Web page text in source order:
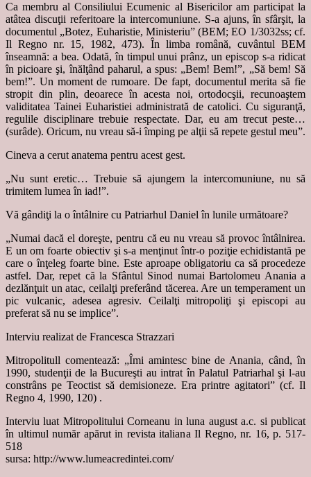
Ca membru al Consiliului Ecumenic al Bisericilor am participat la
atâtea discuţii referitoare la intercomuniune. S-a ajuns, în sfârşit, la
documentul „Botez, Euharistie, Ministeriu” (BEM; EO 1/3032ss; cf.
Il Regno nr. 15, 1982, 473). În limba română, cuvântul BEM
înseamnă: a bea. Odată, în timpul unui prânz, un episcop s-a ridicat
în picioare şi, înălţând paharul, a spus: „Bem! Bem!”, „Să bem! Să
bem!”. Un moment de rumoare. De fapt, documentul merita să fie
stropit din plin, deoarece în acesta noi, ortodocşii, recunoaştem
validitatea Tainei Euharistiei administrată de catolici. Cu siguranţă,
regulile disciplinare trebuie respectate. Dar, eu am trecut peste…
(surâde). Oricum, nu vreau să-i împing pe alţii să repete gestul meu”.
Cineva a cerut anatema pentru acest gest.
„Nu sunt eretic… Trebuie să ajungem la intercomuniune, nu să
trimitem lumea în iad!”.
Vă gândiţi la o întâlnire cu Patriarhul Daniel în lunile următoare?
„Numai dacă el doreşte, pentru că eu nu vreau să provoc întâlnirea.
E un om foarte obiectiv şi s-a menţinut într-o poziţie echidistantă pe
care o înţeleg foarte bine. Este aproape obligatoriu ca să procedeze
astfel. Dar, repet că la Sfântul Sinod numai Bartolomeu Anania a
dezlănţuit un atac, ceilalţi preferând tăcerea. Are un temperament un
pic vulcanic, adesea agresiv. Ceilalţi mitropoliţi şi episcopi au
preferat să nu se implice”.
Interviu realizat de Francesca Strazzari
Mitropolitull comentează: „Îmi amintesc bine de Anania, când, în
1990, studenţii de la Bucureşti au intrat în Palatul Patriarhal şi l-au
constrâns pe Teoctist să demisioneze. Era printre agitatori” (cf. Il
Regno 4, 1990, 120) .
Interviu luat Mitropolitului Corneanu in luna august a.c. si publicat
în ultimul număr apărut in revista italiana Il Regno, nr. 16, p. 517-
518
sursa: http://www.lumeacredintei.com/